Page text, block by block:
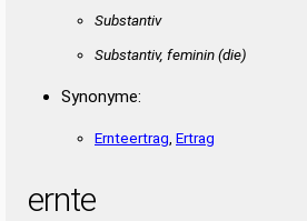
Substantiv
Substantiv, feminin(die)
Synonyme:
Ernteertrag Ertrag
ernte